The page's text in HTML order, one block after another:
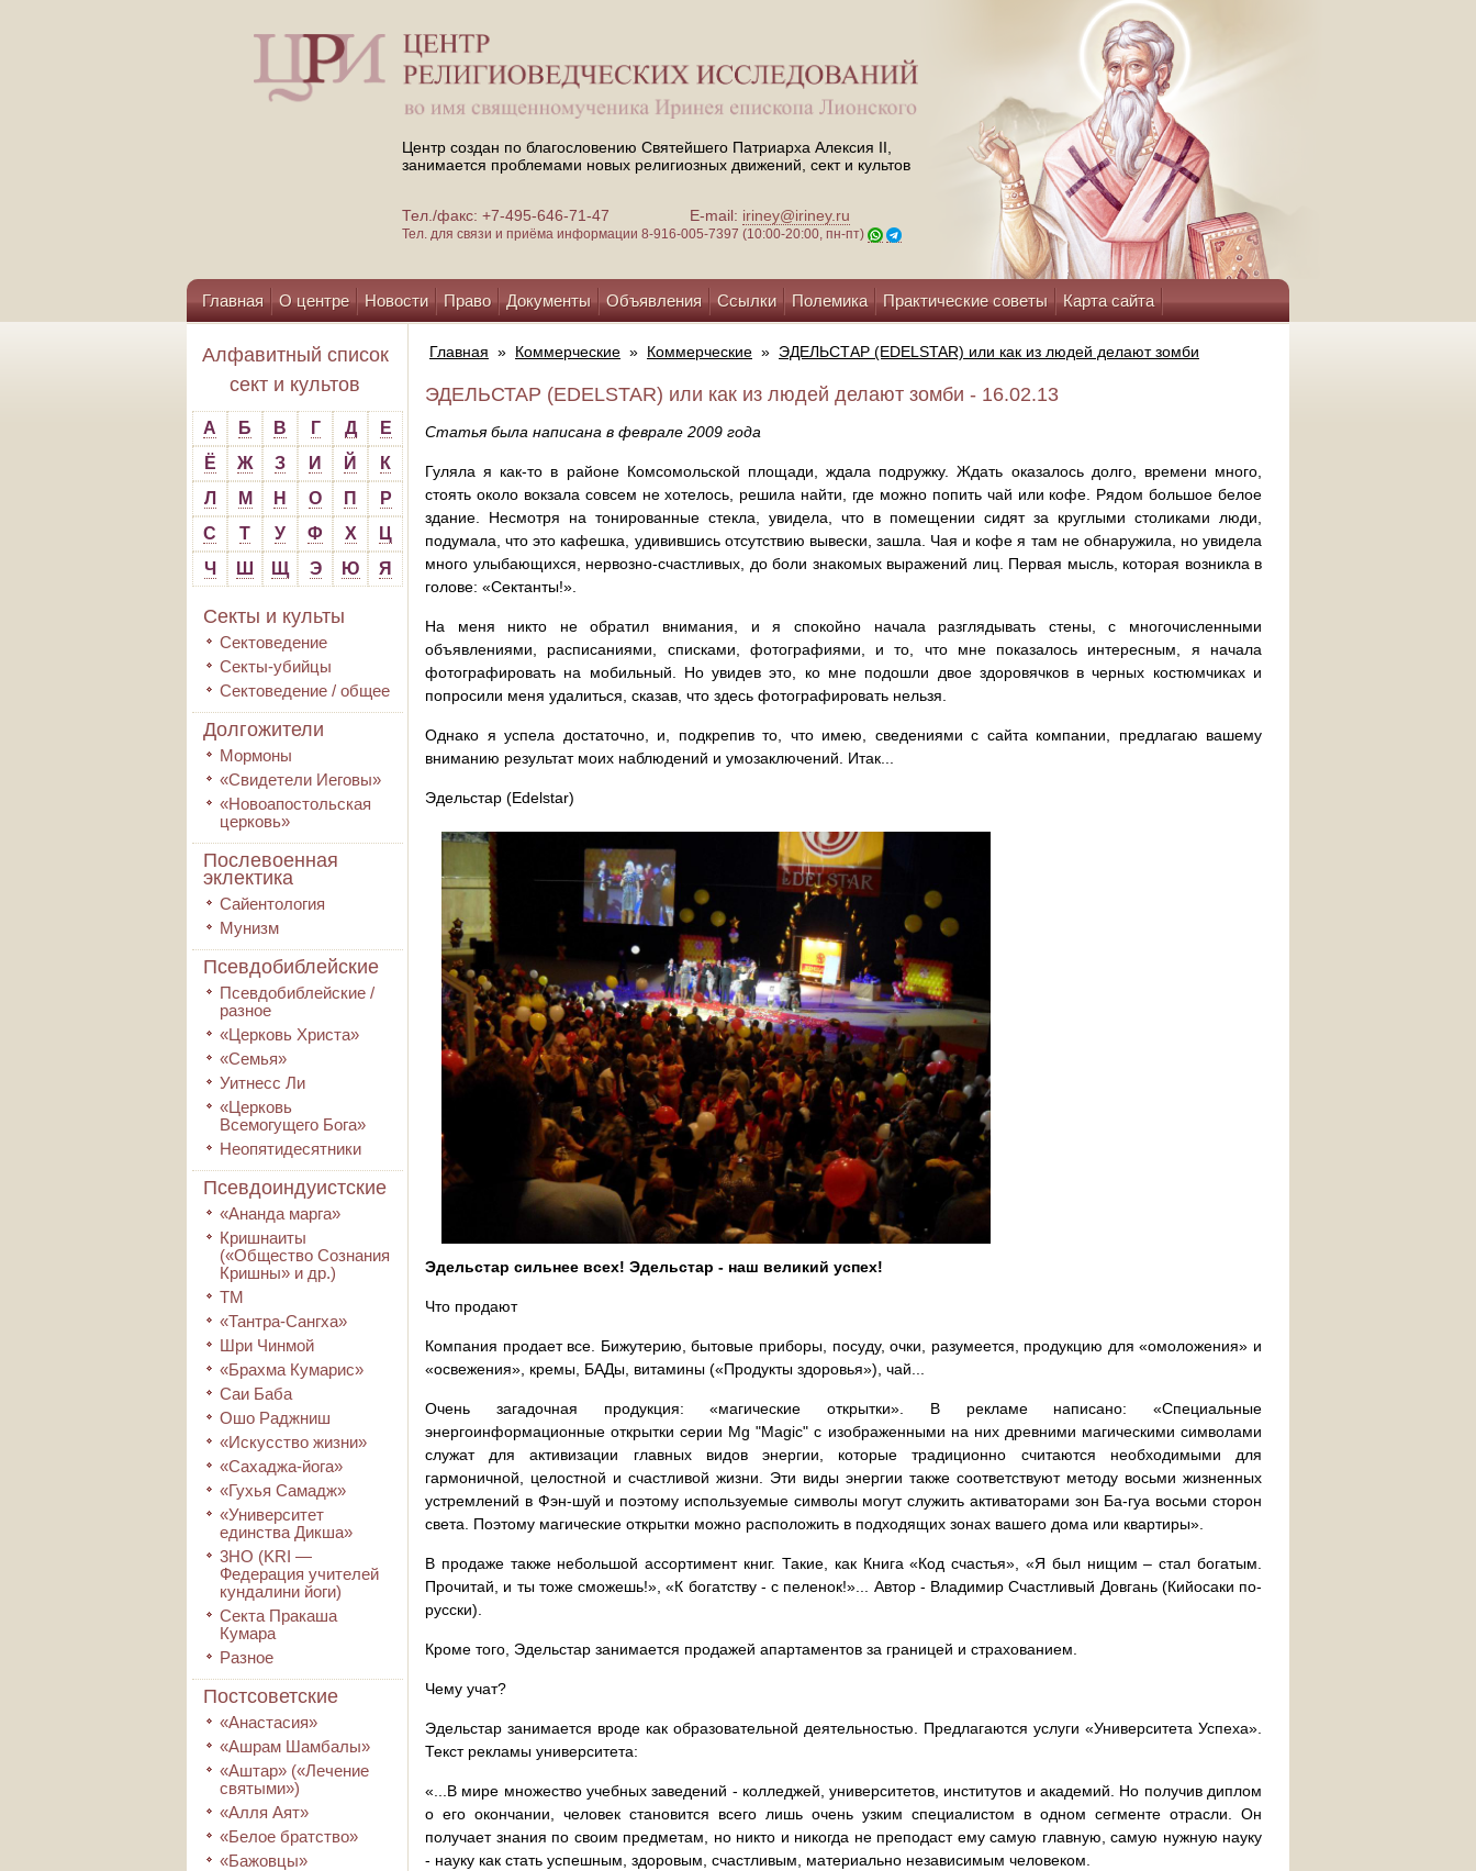
Центр создан по благословению Святейшего Патриарха Алексия II,
занимается проблемами новых религиозных движений, сект и культов
Тел./факс: +7-495-646-71-47 E-mail: iriney@iriney.ru
Тел. для связи и приёма информации 8-916-005-7397 (10:00-20:00, пн-пт)
Главная О центре Новости Право Документы Объявления Ссылки Полемика Практические советы Карта сайта
Помощь центру
Алфавитный список
сект и культов
А Б В Г Д
Е
Ё
Ж З И Й
К
Л
М Н О П
Р
С
Т У Ф Х
Ц
Ч
Ш Щ Э Ю Я
Секты и культы
Сектоведение
Секты-убийцы
Сектоведение / общее
Долгожители
Мормоны
«Свидетели Иеговы»
«Новоапостольская
церковь»
Послевоенная
эклектика
Сайентология
Мунизм
Псевдобиблейские
Псевдобиблейские /
разное
«Церковь Христа»
«Семья»
Уитнесс Ли
«Церковь
Всемогущего Бога»
Неопятидесятники
Псевдоиндуистские
«Ананда марга»
Кришнаиты
(«Общество Сознания
Кришны» и др.)
ТМ
«Тантра-Сангха»
Шри Чинмой
«Брахма Кумарис»
Саи Баба
Ошо Раджниш
«Искусство жизни»
«Сахаджа-йога»
«Гухья Самадж»
«Университет
единства Дикша»
3HO (KRI ―
Федерация учителей
кундалини йоги)
Секта Пракаша
Кумара
Разное
Постсоветские
«Анастасия»
«Ашрам Шамбалы»
«Аштар» («Лечение
святыми»)
«Алля Аят»
«Белое братство»
«Бажовцы»
Главная » Коммерческие » Коммерческие » ЭДЕЛЬСТАР (EDELSTAR) или как из людей делают зомби
ЭДЕЛЬСТАР (EDELSTAR) или как из людей делают зомби - 16.02.13
Статья была написана в феврале 2009 года
Гуляла я как-то в районе Комсомольской площади, ждала подружку. Ждать оказалось долго, времени много,
стоять около вокзала совсем не хотелось, решила найти, где можно попить чай или кофе. Рядом большое белое
здание. Несмотря на тонированные стекла, увидела, что в помещении сидят за круглыми столиками люди,
подумала, что это кафешка, удивившись отсутствию вывески, зашла. Чая и кофе я там не обнаружила, но увидела
много улыбающихся, нервозно-счастливых, до боли знакомых выражений лиц. Первая мысль, которая возникла в
голове: «Сектанты!».
На меня никто не обратил внимания, и я спокойно начала разглядывать стены, с многочисленными
объявлениями, расписаниями, списками, фотографиями, и то, что мне показалось интересным, я начала
фотографировать на мобильный. Но увидев это, ко мне подошли двое здоровячков в черных костюмчиках и
попросили меня удалиться, сказав, что здесь фотографировать нельзя.
Однако я успела достаточно, и, подкрепив то, что имею, сведениями с сайта компании, предлагаю вашему
вниманию результат моих наблюдений и умозаключений. Итак...
Эдельстар (Edelstar)
Эдельстар сильнее всех! Эдельстар - наш великий успех!
Что продают
Компания продает все. Бижутерию, бытовые приборы, посуду, очки, разумеется, продукцию для «омоложения» и
«освежения», кремы, БАДы, витамины («Продукты здоровья»), чай...
Очень загадочная продукция: «магические открытки». В рекламе написано: «Специальные
энергоинформационные открытки серии Mg "Magic" с изображенными на них древними магическими символами
служат для активизации главных видов энергии, которые традиционно считаются необходимыми для
гармоничной, целостной и счастливой жизни. Эти виды энергии также соответствуют методу восьми жизненных
устремлений в Фэн-шуй и поэтому используемые символы могут служить активаторами зон Ба-гуа восьми сторон
света. Поэтому магические открытки можно расположить в подходящих зонах вашего дома или квартиры».
В продаже также небольшой ассортимент книг. Такие, как Книга «Код счастья», «Я был нищим – стал богатым.
Прочитай, и ты тоже сможешь!», «К богатству - с пеленок!»... Автор - Владимир Счастливый Дoвгань (Кийосаки по-
русски).
Кроме того, Эдельстар занимается продажей апартаментов за границей и страхованием.
Чему учат?
Эдельстар занимается вроде как образовательной деятельностью. Предлагаются услуги «Университета Успеха».
Текст рекламы университета:
«...В мире множество учебных заведений - колледжей, университетов, институтов и академий. Но получив диплом
о его окончании, человек становится всего лишь очень узким специалистом в одном сегменте отрасли. Он
получает знания по своим предметам, но никто и никогда не преподаст ему самую главную, самую нужную науку
- науку как стать успешным, здоровым, счастливым, материально независимым человеком.